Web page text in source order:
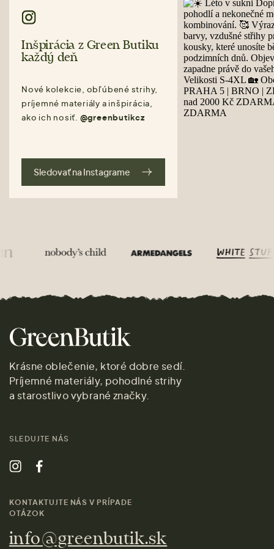
Inšpirácia z Green Butiku
každý deň
Nové kolekcie, obľúbené strihy,
príjemné materiály a inšpirácia,
ako ich nosiť. @greenbutikcz
Sledovať na Instagrame
Krásne oblečenie, ktoré dobre sedí.
Príjemné materiály, pohodlné strihy
a starostlivo vybrané značky.
SLEDUJTE NÁS
KONTAKTUJTE NÁS V PRÍPADE
OTÁZOK
info@greenbutik.sk